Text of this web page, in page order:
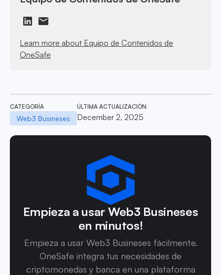
Learn more about Equipo de Contenidos de
OneSafe
CATEGORÍA
Web3 Busineses
ÚLTIMA ACTUALIZACIÓN
December 2, 2025
Empieza a usar Web3 Busineses
en minutos!
Empieza a usar Web3 Busineses fácilmente.
OneSafe integra tus necesidades de
criptomonedas y banca en una plataforma